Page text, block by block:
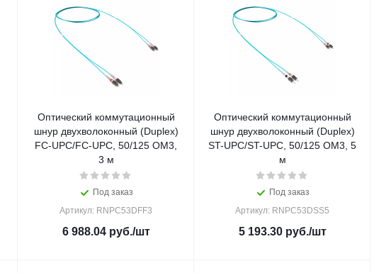
Оптический коммутационный
шнур двухволоконный (Duplex)
FC-UPC/FC-UPC, 50/125 OM3,
3 м
Под заказ
Артикул: RNPC53DFF3
6 988.04руб./шт
Оптический коммутационный
шнур двухволоконный (Duplex)
ST-UPC/ST-UPC, 50/125 OM3, 5
м
Под заказ
Артикул: RNPC53DSS5
5 193.30руб./шт